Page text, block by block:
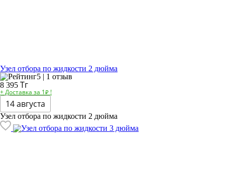
Узел отбора по жидкости 2 дюйма
5 | 1 отзыв
8 395 Тг
+ Доставка за 1₽ !
14 августа
Узел отбора по жидкости 2 дюйма